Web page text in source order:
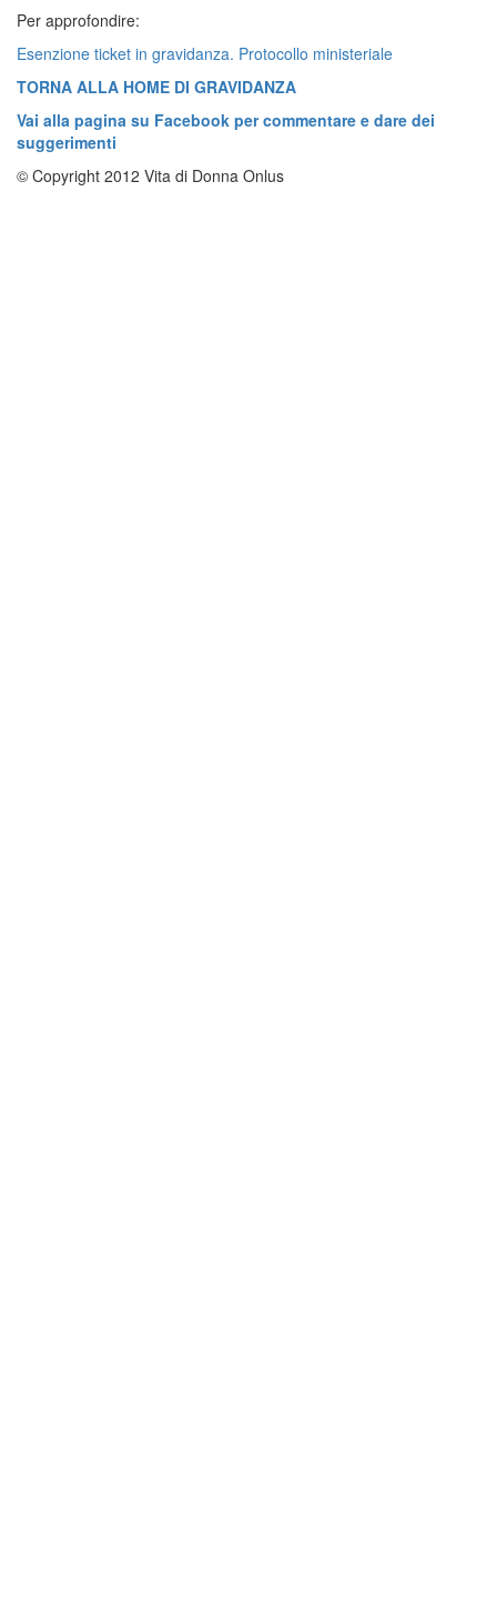
Per approfondire:
Esenzione ticket in gravidanza. Protocollo ministeriale
TORNA ALLA HOME DI GRAVIDANZA
Vai alla pagina su Facebook per commentare e dare dei
suggerimenti
© Copyright 2012 Vita di Donna Onlus